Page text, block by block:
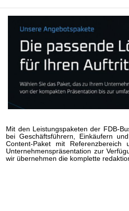
Mit den Leistungspaketen der FDB-
bei Geschäftsführern, Einkäufern
Content-Paket mit
Unternehmenspräsentation zur
wir übernehmen die komplette